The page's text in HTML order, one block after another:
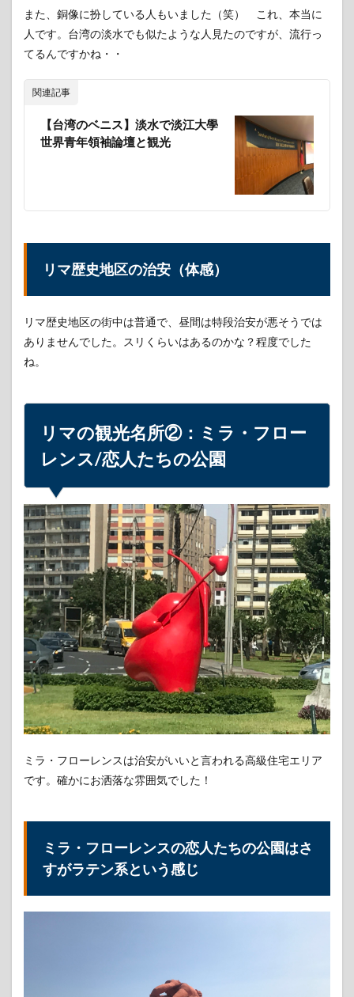
落ち
着け
る空
間
当山
ショ
ン周
辺は
5.3
リ
「Metro」
でお買い
物
り気
るリ
マの
治安
リマ
のグ
ルメ
①：
アロ
ス・
コ
ン・
マリ
スコ
スと
チチ
ャ・
モラ
ーダ
は美
8
リマのグル
メ②：ミラ・フ
「FRANCESCO」
9
リマ
のグ
ルメ
③：
また、銅像に扮している人もいました（笑） これ、本当に
人です。台湾の淡水でも似たような人見たのですが、流行っ
てるんですかね・・
関連記事
【台湾のベニス】淡水で淡江大學
世界青年領袖論壇と観光
リマ歴史地区の治安（体感）
リマ歴史地区の街中は普通で、昼間は特段治安が悪そうでは
ありませんでした。スリくらいはあるのかな？程度でした
ね。
リマの観光名所②：ミラ・フロー
レンス/恋人たちの公園
ミラ・フローレンスは治安がいいと言われる高級住宅エリア
です。確かにお洒落な雰囲気でした！
ミラ・フローレンスの恋人たちの公園はさ
すがラテン系という感じ